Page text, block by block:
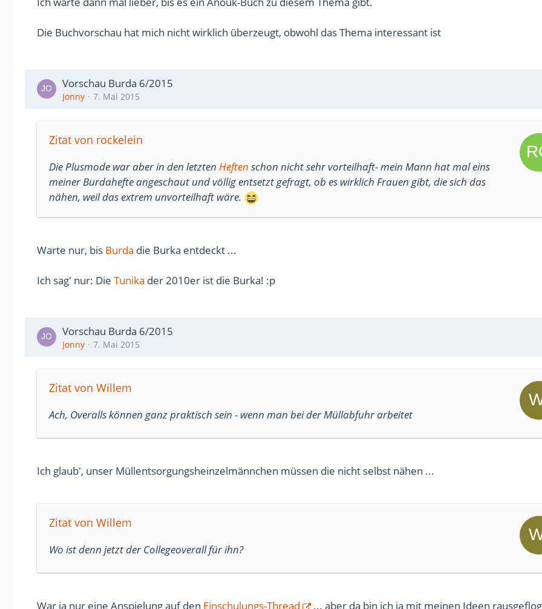
Die Buchvorschau hat mich nicht wirklich überzeugt, obwohl das Thema interessant ist
Vorschau Burda 6/2015
Jonny 7. Mai 2015
Zitat von rockelein
Die Plusmode war aber in den letzten Heften schon nicht sehr vorteilhaft- mein Mann hat mal eins
meiner Burdahefte angeschaut und völlig entsetzt gefragt, ob es wirklich Frauen gibt, die sich das
nähen, weil das extrem unvorteilhaft wäre.
Warte nur, bis Burda die Burka entdeckt ...
Ich sag' nur: Die Tunika der 2010er ist die Burka! :p
Vorschau Burda 6/2015
Jonny 7. Mai 2015
Zitat von Willem
Ach, Overalls können ganz praktisch sein - wenn man bei der Müllabfuhr arbeitet
Ich glaub', unser Müllentsorgungsheinzelmännchen müssen die nicht selbst nähen ...
Zitat von Willem
Wo ist denn jetzt der Collegeoverall für ihn?
War ja nur eine Anspielung auf den Einschulungs-Thread ... aber da bin ich ja mit meinen Ideen